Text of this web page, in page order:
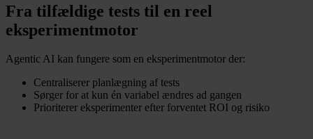
Fra tilfældige tests til en reel
eksperimentmotor
Agentic AI kan fungere som en eksperimentmotor der:
Centraliserer planlægning af tests
Sørger for at kun én variabel ændres ad gangen
Prioriterer eksperimenter efter forventet ROI og risiko